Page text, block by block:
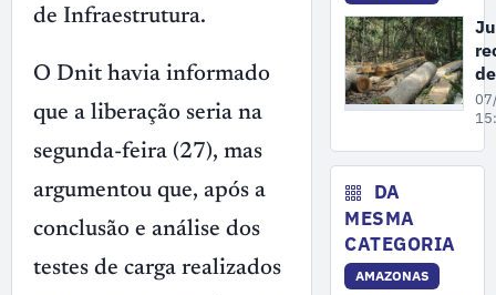
de Infraestrutura.
O Dnit havia informado
que a liberação seria na
segunda-feira (27), mas
argumentou que, após a
conclusão e análise dos
testes de carga realizados
à
de
DA
MESMA
CATEGORIA
AMAZONAS